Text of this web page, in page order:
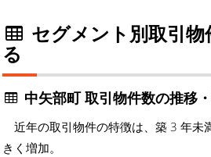
セグメント別取引
る
中矢部町 取引物件数の推移
近年の取引物件の特徴は、築 3 年未
きく増加。